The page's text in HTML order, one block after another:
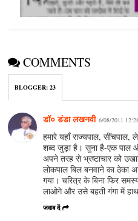
COMMENTS
BLOGGER:23
डॉ० डंडा लखनवी 6/08/2011
हमारे यहाँ राज्यपाल,
शब्द जुड़ा है। सुना है-एक पाल
अपने तरह से भ्रष्टाचार को
लोकपाल बिल बनवाने का ठेका
गया। चरित्र के बिना फिर
लाओगे और उसे बहती गंगा में
जवाब दें